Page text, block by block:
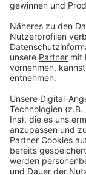
Hier informiert
die
Diese Folgen
Fahrgäste